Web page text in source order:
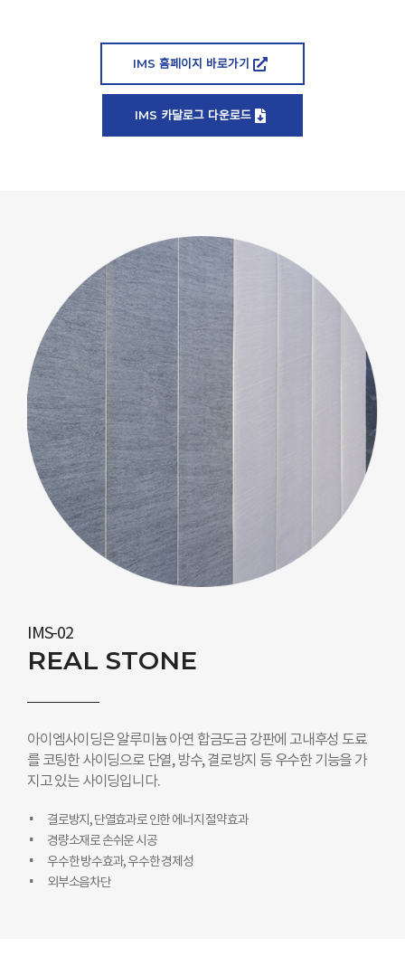
IMS 홈페이지 바로가기
IMS 카달로그 다운로드
IMS-02
REAL STONE
아이엠사이딩은 알루미늄 아연 합금도금 강판에 고내후성 도료
를 코팅한 사이딩으로 단열, 방수, 결로방지 등 우수한 기능을 가
지고 있는 사이딩입니다.
결로방지, 단열효과로 인한 에너지 절약효과
경량소재로 손쉬운 시공
우수한 방수효과, 우수한 경제성
외부소음차단